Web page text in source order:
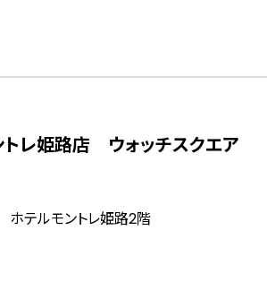
トレ姫路店 ウォッチスクエア
テルモントレ姫路2階